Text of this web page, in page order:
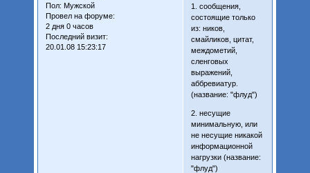
Пол: Мужской
Провел на форуме:
2 дня 0 часов
Последний визит:
20.01.08 15:23:17
1. сообщения,
состоящие только
из: ников,
смайликов, цитат,
междометий,
сленговых
выражений,
аббревиатур.
(название: "флуд")
2. несущие
минимальную, или
не несущие никакой
информационной
нагрузки (название:
"флуд")